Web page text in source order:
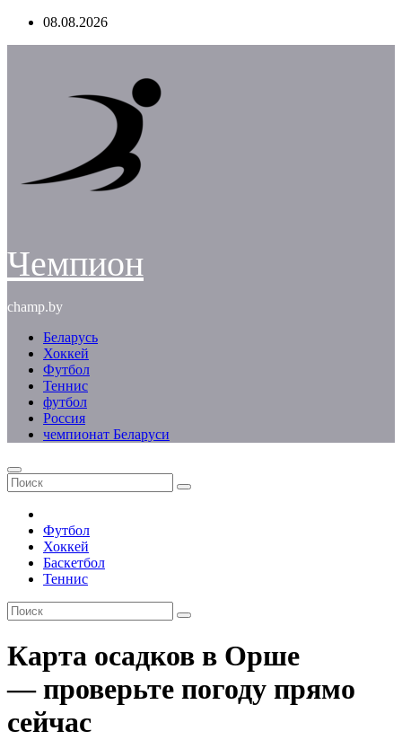
Перейти08.08.2026
Чемпион
champ.by
Беларусь
Хоккей
Футбол
Теннис
футбол
Россия
чемпионат Беларуси
Футбол
Хоккей
Баскетбол
Теннис
Карта осадков в Орше
— проверьте погоду прямо
сейчас